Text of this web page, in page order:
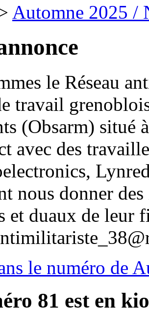
Automne 2025 /
le Réseau
travail
(Obsarm) situé
avec des
nous donner
et duaux de leur
le numéro de
81 est en